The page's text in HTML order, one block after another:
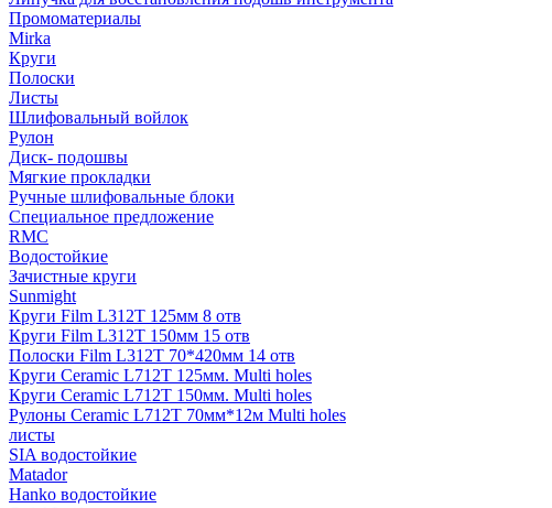
Промоматериалы
Mirka
Круги
Полоски
Листы
Шлифовальный войлок
Рулон
Диск- подошвы
Мягкие прокладки
Ручные шлифовальные блоки
Специальное предложение
RMC
Водостойкие
Зачистные круги
Sunmight
Круги Film L312T 125мм 8 отв
Круги Film L312T 150мм 15 отв
Полоски Film L312T 70*420мм 14 отв
Круги Ceramic L712T 125мм. Multi holes
Круги Ceramic L712T 150мм. Multi holes
Рулоны Ceramic L712T 70мм*12м Multi holes
листы
SIA водостойкие
Matador
Hanko водостойкие